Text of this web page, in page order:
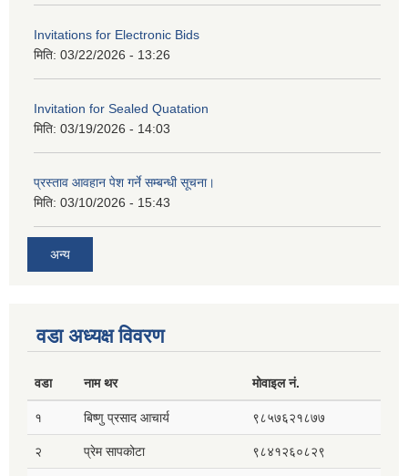
Invitations for Electronic Bids
मिति: 03/22/2026 - 13:26
Invitation for Sealed Quatation
मिति: 03/19/2026 - 14:03
प्रस्ताव आवहान पेश गर्ने सम्बन्धी सूचना।
मिति: 03/10/2026 - 15:43
अन्य
वडा अध्यक्ष विवरण
वडा नाम थर मोवाइल नं.
१ बिष्णु प्रसाद आचार्य ९८५७६२१८७७
२ प्रेम सापकोटा ९८४१२६०८२९